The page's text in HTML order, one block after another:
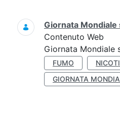
Ricerca
Giornata Mondiale
Contenuto Web
Giornata Mondiale
FUMO
GIORNATA